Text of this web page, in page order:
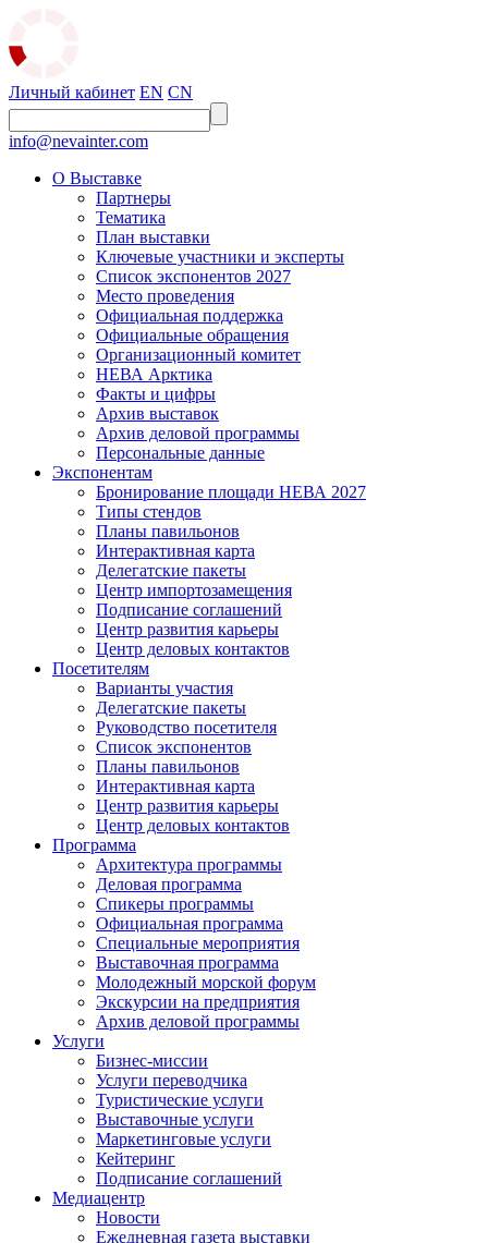
Личный кабинет EN CN
info@nevainter.com
О Выставке
Партнеры
Тематика
План выставки
Ключевые участники и эксперты
Список экспонентов 2027
Место проведения
Официальная поддержка
Официальные обращения
Организационный комитет
НЕВА Арктика
Факты и цифры
Архив выставок
Архив деловой программы
Персональные данные
Экспонентам
Бронирование площади НЕВА 2027
Типы стендов
Планы павильонов
Интерактивная карта
Делегатские пакеты
Центр импортозамещения
Подписание соглашений
Центр развития карьеры
Центр деловых контактов
Посетителям
Варианты участия
Делегатские пакеты
Руководство посетителя
Список экспонентов
Планы павильонов
Интерактивная карта
Центр развития карьеры
Центр деловых контактов
Программа
Архитектура программы
Деловая программа
Спикеры программы
Официальная программа
Специальные мероприятия
Выставочная программа
Молодежный морской форум
Экскурсии на предприятия
Архив деловой программы
Услуги
Бизнес-миссии
Услуги переводчика
Туристические услуги
Выставочные услуги
Маркетинговые услуги
Кейтеринг
Подписание соглашений
Медиацентр
Новости
Ежедневная газета выставки